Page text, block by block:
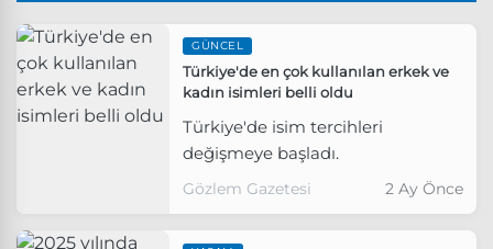
GÜNCEL
Türkiye'de en çok kullanılan erkek ve
kadın isimleri belli oldu
Türkiye'de isim tercihleri
değişmeye başladı.
Gözlem Gazetesi 2 Ay Önce